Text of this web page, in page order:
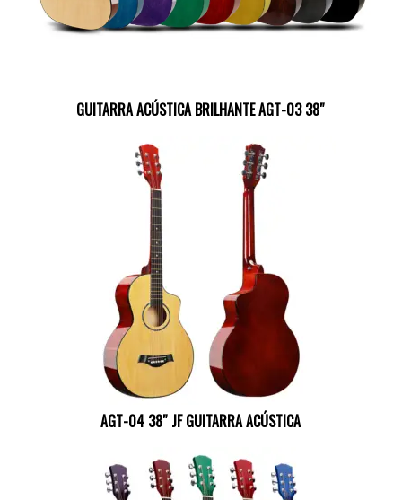
GUITARRA ACÚSTICA BRILHANTE AGT-03 38″
AGT-04 38″ JF GUITARRA ACÚSTICA